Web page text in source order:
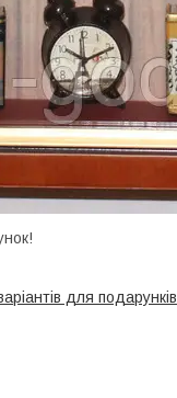
для подарунків